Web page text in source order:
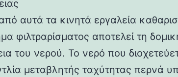
αυτά τα κινητά εργαλεία
φιλτραρίσματος αποτελεί τη
του νερού. Το νερό που
μεταβλητής ταχύτητας περνά